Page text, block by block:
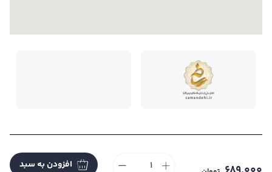
افزودن به سبد
تمام حقوق این فروشگاه متعلق به می باشد. |طراحی و
توسعه ایندکس